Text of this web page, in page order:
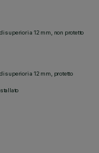
superiori a 12 mm, non protetto
superiori a 12 mm, protetto